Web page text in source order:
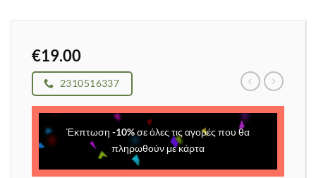
€19.00
2310516337
Έκπτωση -10%σε όλες τις αγορές που θα
πληρωθούν με κάρτα